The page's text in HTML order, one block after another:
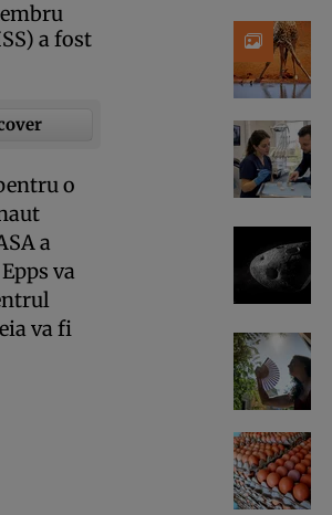
a fost
o
a
va
va fi